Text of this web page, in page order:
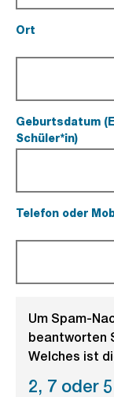
Ort
Geburtsdatum
Schüler*in)
Telefon oder
Um Spam-
beantworten
Welches ist
2, 7 oder 5